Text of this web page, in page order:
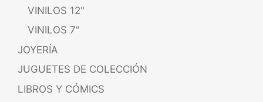
VINILOS 12"
VINILOS 7"
JOYERÍA
JUGUETES DE COLECCIÓN
LIBROS Y CÓMICS